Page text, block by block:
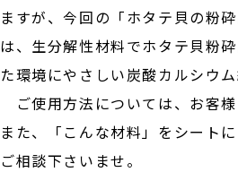
ますが、今回の「ホタテ貝の粉砕
は、生分解性材料でホタテ貝粉
た環境にやさしい炭酸カルシウム
ご使用方法については、お客
また、「こんな材料」をシート
ご相談下さいませ。